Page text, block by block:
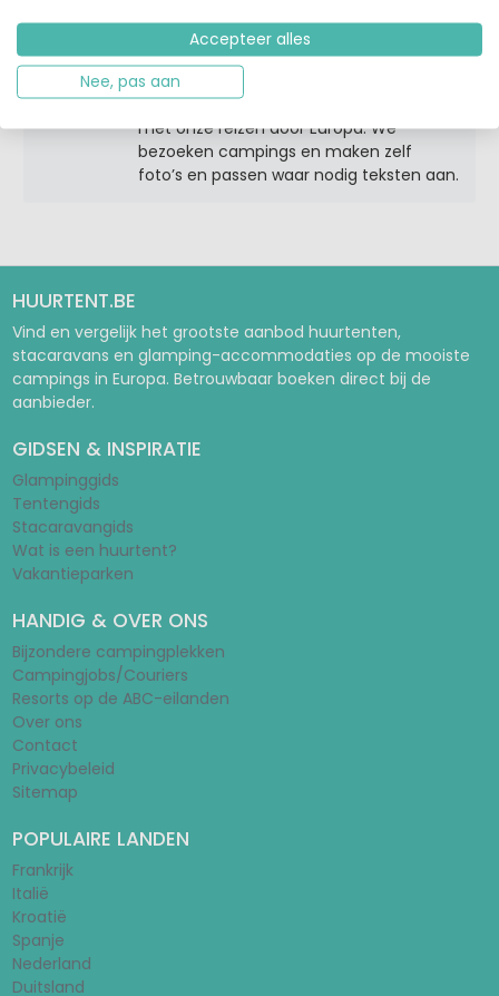
verhuuraccommodaties op campings.
Samen met Virginie, mijn vrouw, vullen
we al enkele jaren de blog op Huurtent
met onze reizen door Europa. We
bezoeken campings en maken zelf
foto’s en passen waar nodig teksten aan.
HUURTENT.BE
Vind en vergelijk het grootste aanbod huurtenten,
stacaravans en glamping-accommodaties op de mooiste
campings in Europa. Betrouwbaar boeken direct bij de
aanbieder.
GIDSEN & INSPIRATIE
Glampinggids
Tentengids
Stacaravangids
Wat is een huurtent?
Vakantieparken
HANDIG & OVER ONS
Bijzondere campingplekken
Campingjobs/Couriers
Resorts op de ABC-eilanden
Over ons
Contact
Privacybeleid
Sitemap
POPULAIRE LANDEN
Frankrijk
Italië
Kroatië
Spanje
Nederland
Duitsland
Accepteer alles
Nee, pas aan